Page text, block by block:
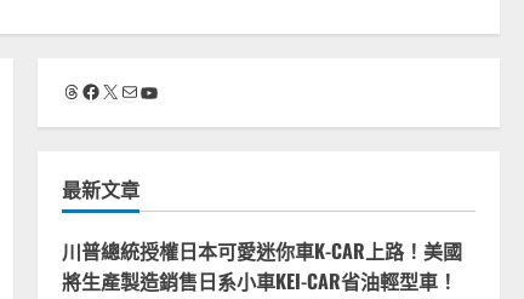
Threads
Facebook
X 電子郵件YouTube
最新文章
川普總統授權日本可愛迷你車K-CAR上路！美國
將生產製造銷售日系小車KEI-CAR省油輕型車！